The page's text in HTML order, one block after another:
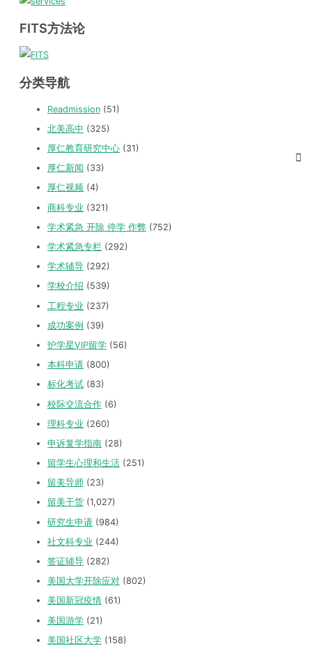
FITS方法论
分类导航
Readmission (51)
北美高中 (325)
厚仁教育研究中心 (31)
厚仁新闻 (33)
厚仁视频 (4)
商科专业 (321)
学术紧急 开除 停学 作弊 (752)
学术紧急专栏 (292)
学术辅导 (292)
学校介绍 (539)
工程专业 (237)
成功案例 (39)
护学星VIP留学 (56)
本科申请 (800)
标化考试 (83)
校际交流合作 (6)
理科专业 (260)
申诉复学指南 (28)
留学生心理和生活 (251)
留美导师 (23)
留美干货 (1,027)
研究生申请 (984)
社文科专业 (244)
签证辅导 (282)
美国大学开除应对 (802)
美国新冠疫情 (61)
美国游学 (21)
美国社区大学 (158)